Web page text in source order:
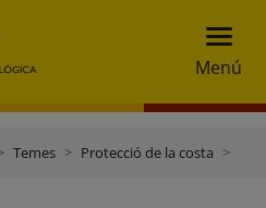
Menú
Temes Protecció de la costa